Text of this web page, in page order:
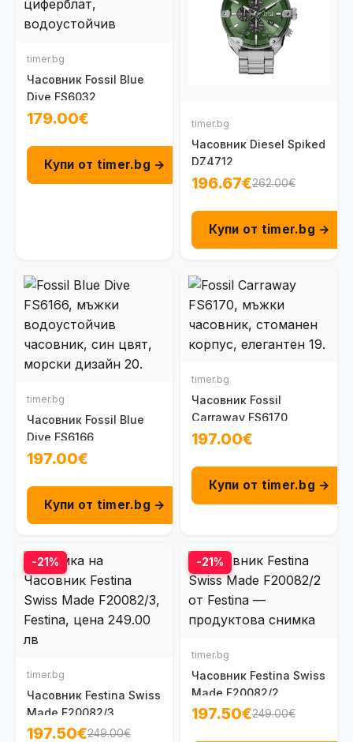
timer.bg
Часовник Fossil Blue
Dive FS6032
179.00€
Купи от timer.bg →
timer.bg
Часовник Diesel Spiked
DZ4712
196.67€262.00€
Купи от timer.bg →
timer.bg
Часовник Fossil Blue
Dive FS6166
197.00€
Купи от timer.bg →
timer.bg
Часовник Fossil
Carraway FS6170
197.00€
Купи от timer.bg →
-21%
timer.bg
Часовник Festina Swiss
Made F20082/3
197.50€249.00€
-21%
timer.bg
Часовник Festina Swiss
Made F20082/2
197.50€249.00€